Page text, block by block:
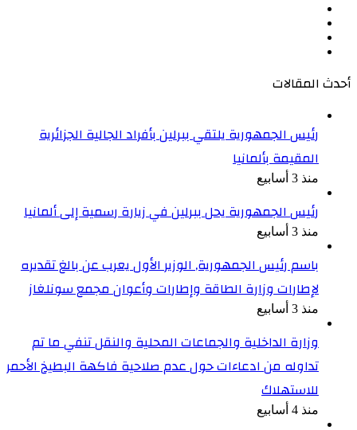
أحدث المقالات
رئيس الجمهورية يلتقي ببرلين بأفراد الجالية الجزائرية
المقيمة بألمانيا
منذ 3 أسابيع
رئيس الجمهورية يحل ببرلين في زيارة رسمية إلى ألمانيا
منذ 3 أسابيع
باسم رئيس الجمهورية, الوزير الأول يعرب عن بالغ تقديره
لإطارات وزارة الطاقة وإطارات وأعوان مجمع سونلغاز
منذ 3 أسابيع
وزارة الداخلية والجماعات المحلية والنقل تنفي ما تم
تداوله من ادعاءات حول عدم صلاحية فاكهة البطيخ الأحمر
للاستهلاك
منذ 4 أسابيع